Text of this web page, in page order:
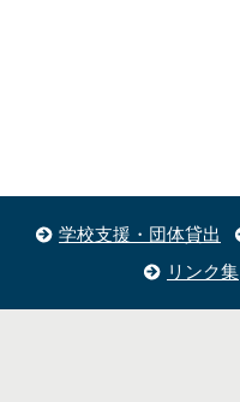
学校支援・団体貸出
リンク集